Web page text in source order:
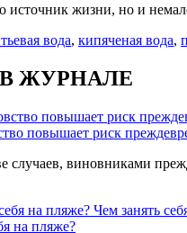
источник жизни, но и
вода, кипяченая вода,
ЖУРНАЛЕ
повышает риск
случаев, виновниками
Чем занять
на пляже?